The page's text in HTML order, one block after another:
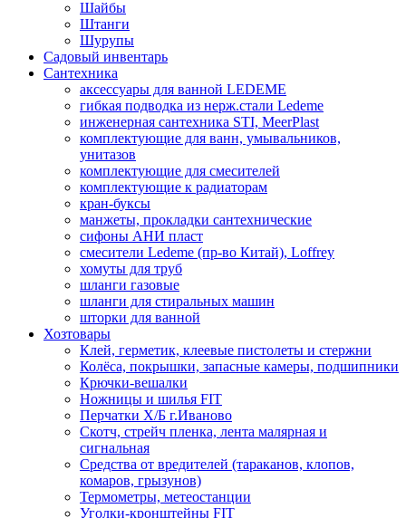
Шайбы
Штанги
Шурупы
Садовый инвентарь
Сантехника
аксессуары для ванной LEDEME
гибкая подводка из нерж.стали Ledeme
инженерная сантехника STI, MeerPlast
комплектующие для ванн, умывальников,
унитазов
комплектующие для смесителей
комплектующие к радиаторам
кран-буксы
манжеты, прокладки сантехнические
сифоны АНИ пласт
смесители Ledeme (пр-во Китай), Loffrey
хомуты для труб
шланги газовые
шланги для стиральных машин
шторки для ванной
Хозтовары
Клей, герметик, клеевые пистолеты и стержни
Колёса, покрышки, запасные камеры, подшипники
Крючки-вешалки
Ножницы и шилья FIT
Перчатки Х/Б г.Иваново
Скотч, стрейч пленка, лента малярная и
сигнальная
Средства от вредителей (тараканов, клопов,
комаров, грызунов)
Термометры, метеостанции
Уголки-кронштейны FIT